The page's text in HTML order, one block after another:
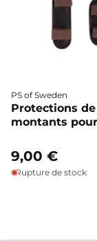
PS of Sweden
Protections de
montants
9,00 €
Rupture de stock